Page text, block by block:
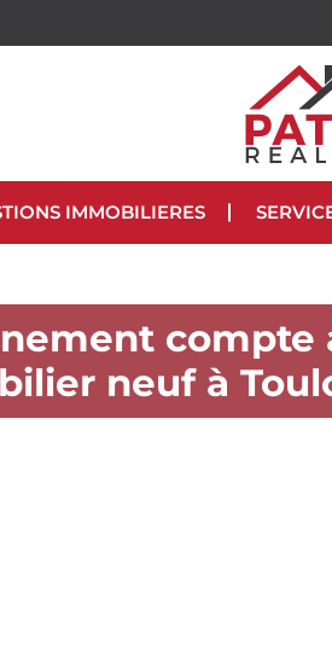
IMMOBILIERES
compte
neuf à